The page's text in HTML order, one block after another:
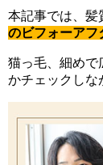
本記事では、髪
のビフォーアフ
猫っ毛、細めで
かチェックしな